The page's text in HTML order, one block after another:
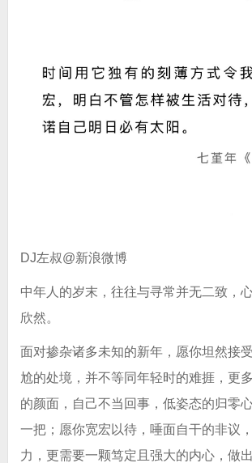
DJ左叔@新浪微博
中年人的岁末，往往与寻常并无二致，
欣然。
面对掺杂诸多未知的新年，愿你坦然接
尬的处境，并不等同年轻时的难捱，更
的颜面，自己不当回事，低姿态的归零
一把；愿你宽宏以待，唾面自干的非议
力，更需要一颗笃定且强大的内心，做